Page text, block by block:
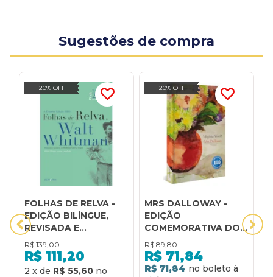
Sugestões de compra
20% OFF
FOLHAS DE RELVA -
EDIÇÃO BILÍNGUE,
REVISADA E
AMPLIADA: EDIÇÃO
BILÍNGUE, REVISADA E
AMPLIADA
R$ 139,00
R$ 111,20
2 x de R$ 55,60
20% OFF
MRS DALLOWAY -
EDIÇÃO
COMEMORATIVA DOS
100 ANOS - CAPA
DURA: EDIÇÃO
REVISADA
R$ 89,80
R$ 71,84
R$ 71,84